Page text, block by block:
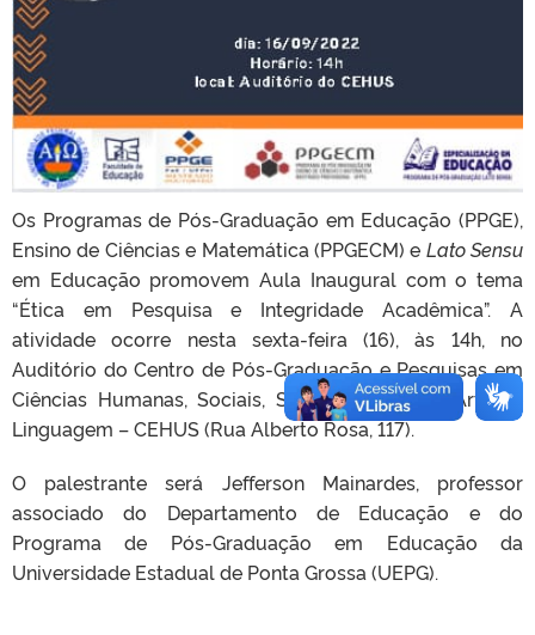
Os Programas de Pós-Graduação em Educação (PPGE),
Ensino de Ciências e Matemática (PPGECM) e Lato Sensu
em Educação promovem Aula Inaugural com o tema
“Ética em Pesquisa e Integridade Acadêmica”. A
atividade ocorre nesta sexta-feira (16), às 14h, no
Auditório do Centro de Pós-Graduação e Pesquisas em
Ciências Humanas, Sociais, Sociais Aplicadas, Artes e
Linguagem – CEHUS (Rua Alberto Rosa, 117).
O palestrante será Jefferson Mainardes, professor
associado do Departamento de Educação e do
Programa de Pós-Graduação em Educação da
Universidade Estadual de Ponta Grossa (UEPG).